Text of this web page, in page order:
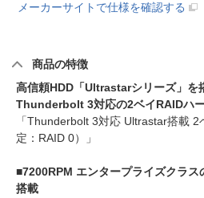
メーカーサイトで仕様を確認する
商品の特徴
高信頼HDD「Ultrastarシリーズ」を
Thunderbolt 3対応の2ベイRAIDハ
「Thunderbolt 3対応 Ultrastar搭載
定：RAID 0）」
■7200RPM エンタープライズクラ
搭載